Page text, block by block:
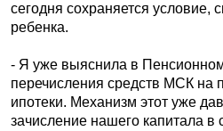
сегодня сохраняется условие,
ребенка.
- Я уже выяснила в
перечисления средств МСК на
ипотеки. Механизм этот уже
зачисление нашего капитала в